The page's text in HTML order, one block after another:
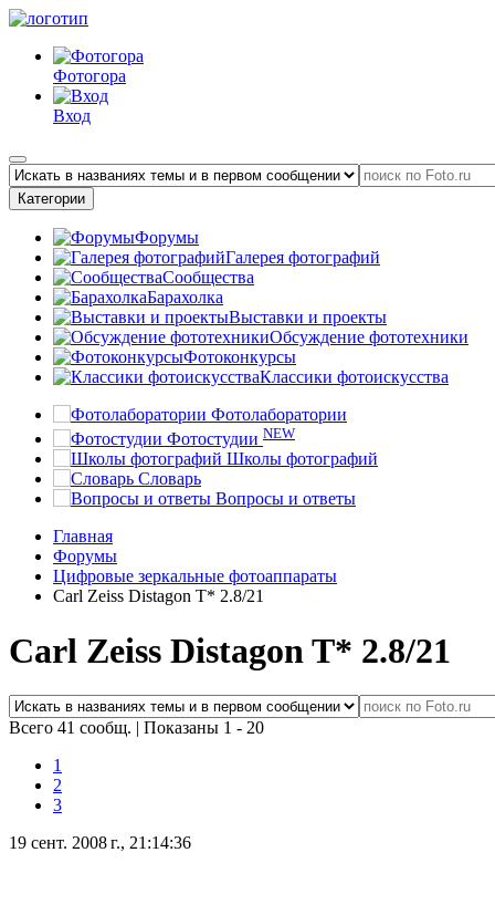
Фотогора
Вход
Категории
Форумы
Галерея фотографий
Сообщества
Барахолка
Выставки и проекты
Обсуждение фототехники
Фотоконкурсы
Классики фотоискусства
Фотолаборатории
Фотостудии NEW
Школы фотографий
Словарь
Вопросы и ответы
Главная
Форумы
Цифровые зеркальные фотоаппараты
Carl Zeiss Distagon T* 2.8/21
Carl Zeiss Distagon T* 2.8/21
Всего 41 сообщ. | Показаны 1 - 20
1
2
3
19 сент. 2008 г., 21:14:36